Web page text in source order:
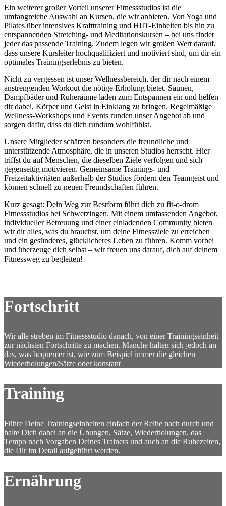
Ein weiterer großer Vorteil unserer Fitnessstudios ist die
umfangreiche Auswahl an Kursen, die wir anbieten. Von Yoga und
Pilates über intensives Krafttraining und HIIT-Einheiten bis hin zu
entspannenden Stretching- und Meditationskursen – bei uns findet
jeder das passende Training. Zudem legen wir großen Wert darauf,
dass unsere Kursleiter hochqualifiziert und motiviert sind, um dir ein
optimales Trainingserlebnis zu bieten.
Nicht zu vergessen ist unser Wellnessbereich, der dir nach einem
anstrengenden Workout die nötige Erholung bietet. Saunen,
Dampfbäder und Ruheräume laden zum Entspannen ein und helfen
dir dabei, Körper und Geist in Einklang zu bringen. Regelmäßige
Wellness-Workshops und Events runden unser Angebot ab und
sorgen dafür, dass du dich rundum wohlfühlst.
Unsere Mitglieder schätzen besonders die freundliche und
unterstützende Atmosphäre, die in unseren Studios herrscht. Hier
triffst du auf Menschen, die dieselben Ziele verfolgen und sich
gegenseitig motivieren. Gemeinsame Trainings- und
Freizeitaktivitäten außerhalb der Studios fördern den Teamgeist und
können schnell zu neuen Freundschaften führen.
Kurz gesagt: Dein Weg zur Bestform führt dich zu fit-o-drom
Fitnessstudios bei Schwetzingen. Mit einem umfassenden Angebot,
individueller Betreuung und einer einladenden Community bieten
wir dir alles, was du brauchst, um deine Fitnessziele zu erreichen
und ein gesünderes, glücklicheres Leben zu führen. Komm vorbei
und überzeuge dich selbst – wir freuen uns darauf, dich auf deinem
Fitnessweg zu begleiten!
Fortschritt
Wir alle streben im Fitnessstudio danach, von einer Trainingseinheit
zur nächsten Fortschritte zu machen. Manche halten sich jedoch an
das, was bequemer ist, wie zum Beispiel immer die gleichen
Wiederholungen/Sätze oder konstant
Training
Führe Deine Trainingseinheiten einfach der Reihe nach durch und
halte Dich dabei an die Übungen, Sätze, Wiederholungen, das
Tempo nach Vorgaben Deines Trainers und auch an die Ruhezeiten,
die Dir im Detail aufgeführt werden.
Ernährung